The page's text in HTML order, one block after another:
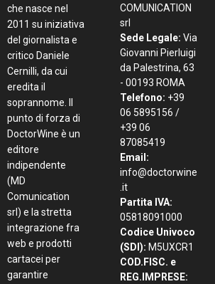
che nasce nel
2011 su iniziativa
del giornalista e
critico Daniele
Cernilli, da cui
eredita il
soprannome. Il
punto di forza di
DoctorWine è un
editore
indipendente
(MD
Comunication
srl) e la stretta
integrazione fra
web e prodotti
cartacei per
garantire
COMUNICATION
srl
Sede Legale: Via
Giovanni Pierluigi
da Palestrina, 63
- 00193 ROMA
Telefono: +39
06 5895156 /
+39 06
87085419
Email:
info@doctorwine
.it
Partita IVA:
05818091000
Codice Univoco
(SDI): M5UXCR1
COD.FISC. e
REG.IMPRESE: